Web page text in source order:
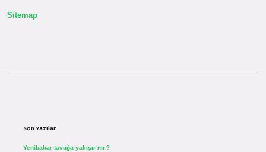
Sitemap
Son Yazılar
Yenibahar tavuğa yakışır mı ?